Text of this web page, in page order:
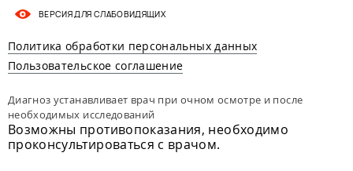
ВЕРСИЯ ДЛЯ СЛАБОВИДЯЩИХ
Политика обработки персональных данных
Пользовательское соглашение
Диагноз устанавливает врач при очном осмотре и после
необходимых исследований
Возможны противопоказания, необходимо
проконсультироваться с врачом.